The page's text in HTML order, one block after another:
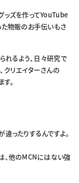
ッズを作ってYouTube
た物販のお手伝いもさ
れるよう、日々研究で
クリエイターさんの
。
ったりするんですよ。
、他のMCNにはない強